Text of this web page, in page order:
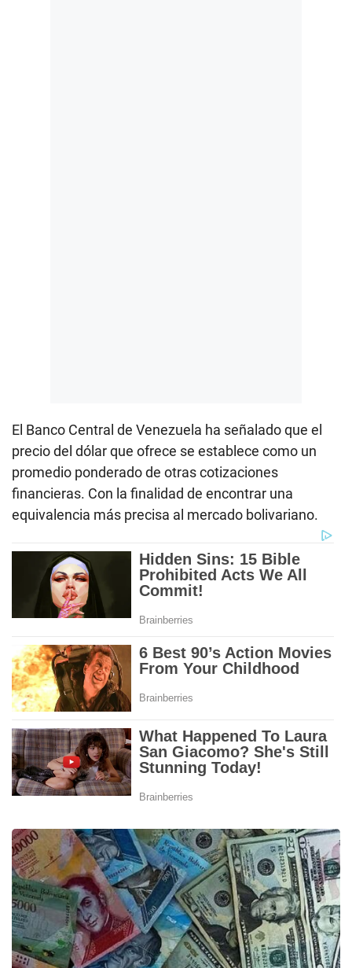
El Banco Central de Venezuela ha señalado que el
precio del dólar que ofrece se establece como un
promedio ponderado de otras cotizaciones
financieras. Con la finalidad de encontrar una
equivalencia más precisa al mercado bolivariano.